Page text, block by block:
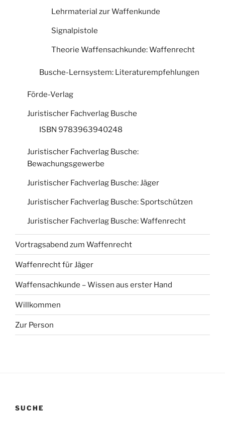
Lehrmaterial zur Waffenkunde
Signalpistole
Theorie Waffensachkunde: Waffenrecht
Busche-Lernsystem: Literaturempfehlungen
Förde-Verlag
Juristischer Fachverlag Busche
ISBN 9783963940248
Juristischer Fachverlag Busche:
Bewachungsgewerbe
Juristischer Fachverlag Busche: Jäger
Juristischer Fachverlag Busche: Sportschützen
Juristischer Fachverlag Busche: Waffenrecht
Vortragsabend zum Waffenrecht
Waffenrecht für Jäger
Waffensachkunde – Wissen aus erster Hand
Willkommen
Zur Person
SUCHE